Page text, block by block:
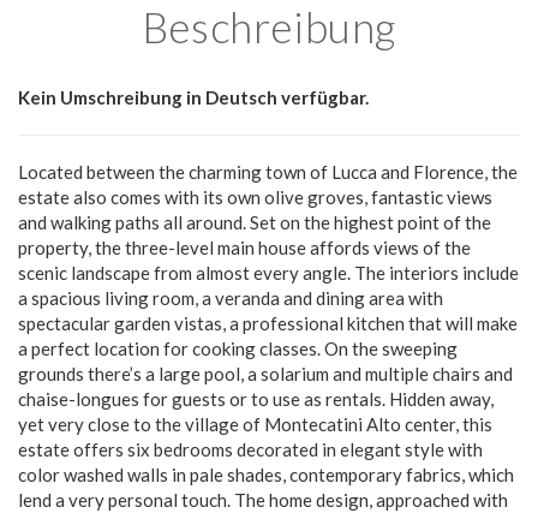
Beschreibung
Kein Umschreibung in Deutsch verfügbar.
Located between the charming town of Lucca and Florence, the
estate also comes with its own olive groves, fantastic views
and walking paths all around. Set on the highest point of the
property, the three-level main house affords views of the
scenic landscape from almost every angle. The interiors include
a spacious living room, a veranda and dining area with
spectacular garden vistas, a professional kitchen that will make
a perfect location for cooking classes. On the sweeping
grounds there’s a large pool, a solarium and multiple chairs and
chaise-longues for guests or to use as rentals. Hidden away,
yet very close to the village of Montecatini Alto center, this
estate offers six bedrooms decorated in elegant style with
color washed walls in pale shades, contemporary fabrics, which
lend a very personal touch. The home design, approached with